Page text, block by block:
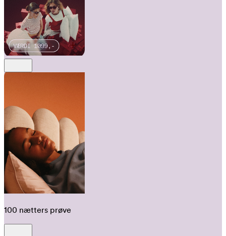
100 nætters prøve